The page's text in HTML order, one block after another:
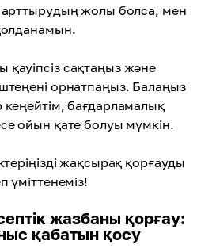
арттырудың жолы болса, мен
сақтаңыз және
орнатпаңыз. Балаңыз
кеңейтім, бағдарламалық
ойын қате болуы мүмкін.
жақсырақ қорғауды
үміттенеміз!
жазбаны қорғау:
қабатын қосу